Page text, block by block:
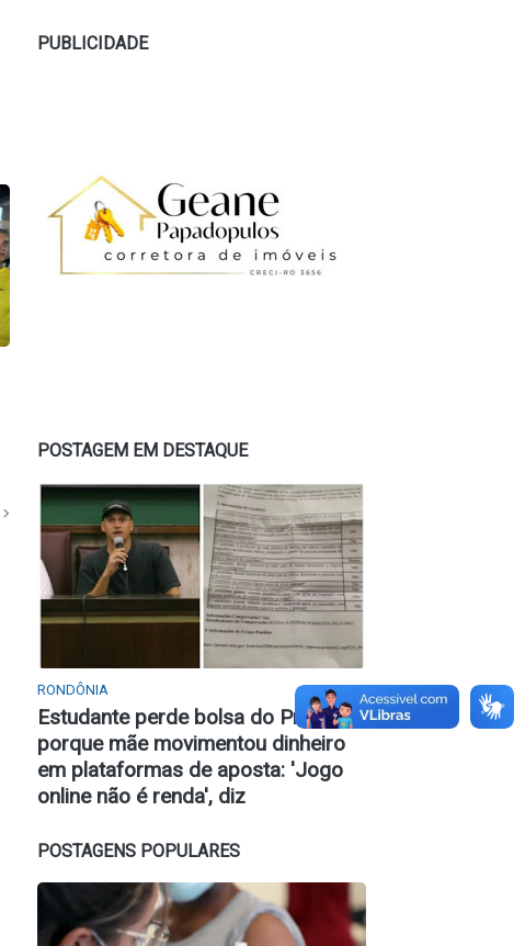
PUBLICIDADE
POSTAGEM EM DESTAQUE
RONDÔNIA
Estudante perde bolsa do Prouni
porque mãe movimentou dinheiro
em plataformas de aposta: 'Jogo
online não é renda', diz
POSTAGENS POPULARES